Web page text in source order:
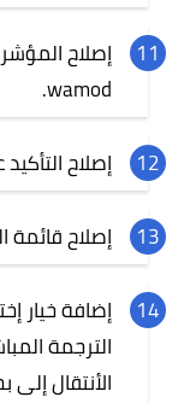
إصلاح
wamod.
إصلاح
إصلاح قائمة
إضافة خيار
الترجمة
الأنتقال